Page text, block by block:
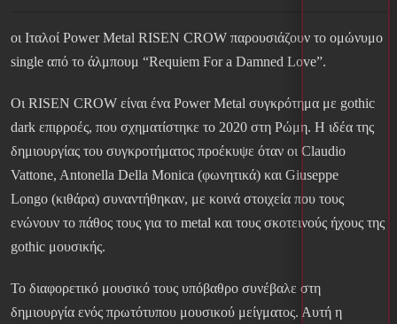
oι Ιταλοί Power Metal RISEN CROW παρουσιάζουν το ομώνυμο
single από το άλμπουμ “Requiem For a Damned Love”.
Οι RISEN CROW είναι ένα Power Metal συγκρότημα με gothic
dark επιρροές, που σχηματίστηκε το 2020 στη Ρώμη. Η ιδέα της
δημιουργίας του συγκροτήματος προέκυψε όταν οι Claudio
Vattone, Antonella Della Monica (φωνητικά) και Giuseppe
Longo (κιθάρα) συναντήθηκαν, με κοινά στοιχεία που τους
ενώνουν το πάθος τους για το metal και τους σκοτεινούς ήχους της
gothic μουσικής.
Το διαφορετικό μουσικό τους υπόβαθρο συνέβαλε στη
δημιουργία ενός πρωτότυπου μουσικού μείγματος. Αυτή η